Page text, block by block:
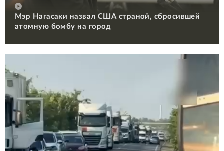
Мэр Нагасаки назвал США страной, сбросившей
атомную бомбу на город